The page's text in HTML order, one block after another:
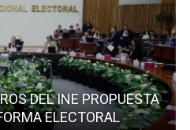
DEL INE PROPUESTA
ELECTORAL